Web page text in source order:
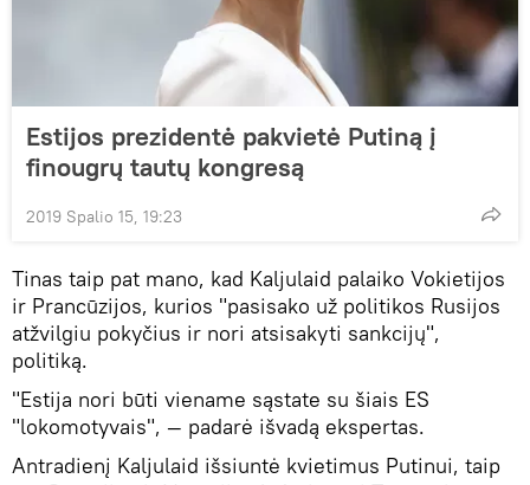
Estijos prezidentė pakvietė Putiną į
finougrų tautų kongresą
2019 Spalio 15, 19:23
Tinas taip pat mano, kad Kaljulaid palaiko Vokietijos
ir Prancūzijos, kurios "pasisako už politikos Rusijos
atžvilgiu pokyčius ir nori atsisakyti sankcijų",
politiką.
"Estija nori būti viename sąstate su šiais ES
"lokomotyvais", — padarė išvadą ekspertas.
Antradienį Kaljulaid išsiuntė kvietimus Putinui, taip